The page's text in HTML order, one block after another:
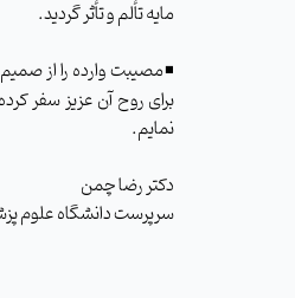
مایه تألم و تأثر گردید.
◾️مصیبت وارده را از
برای روح آن عزیز سفر
نمایم.
دکتر رضا چمن
سرپرست دانشگاه علوم